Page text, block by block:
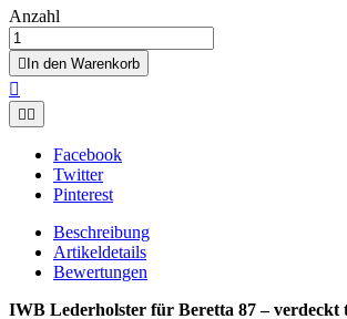
Anzahl
In den Warenkorb


Facebook
Twitter
Pinterest
Beschreibung
Artikeldetails
Bewertungen
IWB Lederholster für Beretta 87 – verdeckt